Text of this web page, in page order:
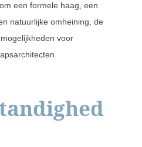
een formele haag, een
natuurlijke omheining, de
voor